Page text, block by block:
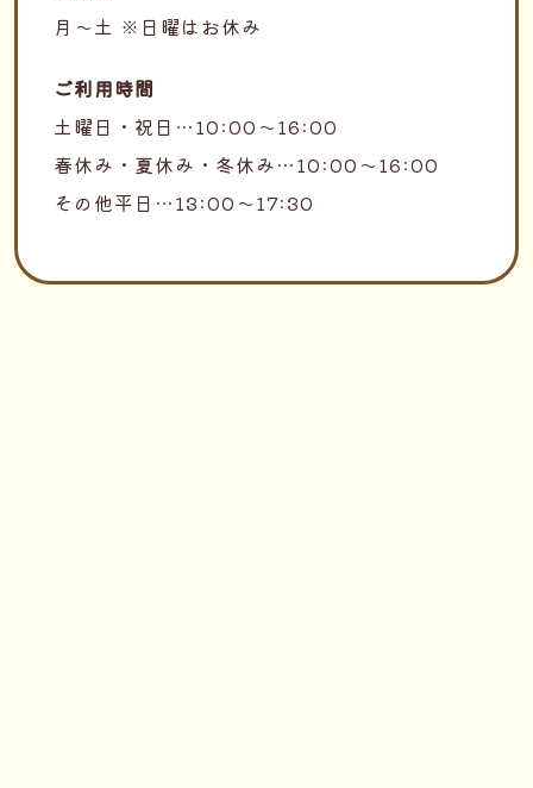
月〜土 ※日曜はお休み
ご利用時間
土曜日・祝日…10:00～16:00
春休み・夏休み・冬休み…10:00～16:00
その他平日…13:00～17:30